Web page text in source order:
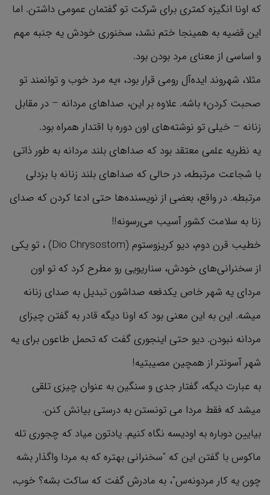
که اونا انگیزه کمتری برای شرکت تو گفتمان عمومی داشتن. اما
این قضیه به همینجا ختم نشد، سخنوری خودش یه جنبه مهم
و اساسی از معنای مرد بودن بود.
مثلا، شهروند ایده‌آل رومی قرار بود، «یه مرد خوب و توانمند تو
صحبت کردن» باشه. علاوه بر این، صداهای مردانه – در مقابل
زنانه – خیلی تو نوشته‌های اون دوره با اقتدار همراه بود.
یه نظریه علمی معتقد بود که صداهای بلند مردانه به طور ذاتی
با شجاعت مرتبطه، در حالی که صداهای بلند زنانه با بزدلی
مرتبطه. در واقع، بعضی از نویسنده‌ها حتی ادعا کردن که صدای
زنا به سلامت کشور آسیب می‌رسونه!!
خطیب قرن دوم، دیو کریزوستوم (Dio Chrysostom) ، تو یکی
از سخنرانی‌های خودش، سناریویی رو مطرح کرد که تو اون
مردای یه شهر خاص یکدفعه صداشون تبدیل به صدای زنانه
میشه. این به این معنی بود که اونا دیگه قادر به گفتن چیزای
مردانه نبودن. دیو حتی اینجوری گفت که تحمل طاعون برای یه
شهر آسونتر از همچین مصیبتیه!
به عبارت دیگه، گفتار جدی و سنگین به عنوان چیزی تلقی
میشد که فقط مردا می تونستن به درستی بیانش کنن.
بیایین دوباره به اودیسه نگاه کنیم. یادتون میاد که چجوری تله
ماکوس با گفتن این که "سخنرانی بهتره که به مردا واگذار بشه
چون یه کار مردونه‌س"، به مادرش گفت که ساکت بشه؟ خوب،